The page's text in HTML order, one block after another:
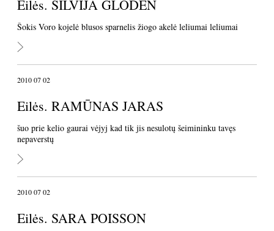
Eilės. SILVIJA GLODEN
Šokis Voro kojelė blusos sparnelis žiogo akelė leliumai leliumai
2010 07 02
Eilės. RAMŪNAS JARAS
šuo prie kelio gaurai vėjyj kad tik jis nesulotų šeimininku tavęs
nepaverstų
2010 07 02
Eilės. SARA POISSON